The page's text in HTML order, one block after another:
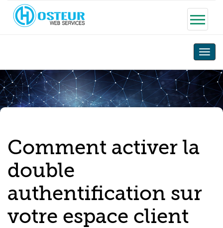
Toggle
Comment activer la
double
authentification sur
votre espace client